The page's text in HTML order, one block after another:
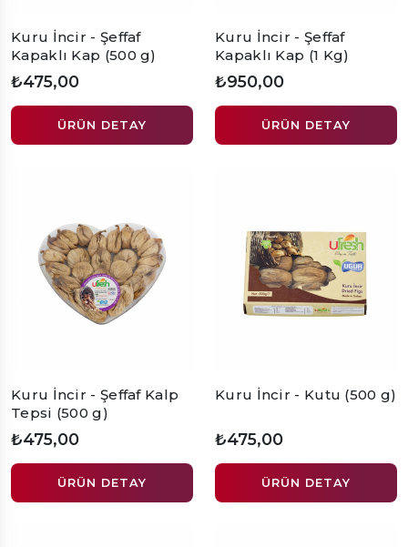
Kuru İncir - Şeffaf
Kapaklı Kap (500 g)
₺475,00
ÜRÜN DETAY
Kuru İncir - Şeffaf
Kapaklı Kap (1 Kg)
₺950,00
ÜRÜN DETAY
Kuru İncir - Şeffaf Kalp
Tepsi (500 g)
₺475,00
ÜRÜN DETAY
Kuru İncir - Kutu (500 g)
₺475,00
ÜRÜN DETAY